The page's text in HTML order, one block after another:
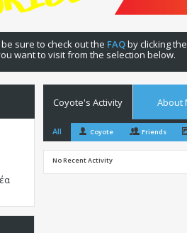
sure to check out the FAQby clicking
want to visit from the selection below.
Coyote's Activity About
All Coyote Friends
No Recent Activity